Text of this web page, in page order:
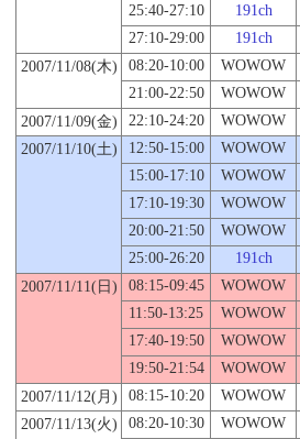
25:40-27:10
191ch
27:10-29:00
191ch
2007/11/08(木)
08:20-10:00 WOWOW
21:00-22:50
WOWOW
2007/11/09(金)
22:10-24:20 WOWOW
2007/11/10(土) 12:50-15:00 WOWOW
15:00-17:10
WOWOW
17:10-19:30
WOWOW
20:00-21:50
WOWOW
25:00-26:20
191ch
2007/11/11(日)
08:15-09:45 WOWOW
11:50-13:25
WOWOW
17:40-19:50
WOWOW
19:50-21:54
WOWOW
2007/11/12(月)
08:15-10:20 WOWOW
2007/11/13(火)
08:20-10:30 WOWOW